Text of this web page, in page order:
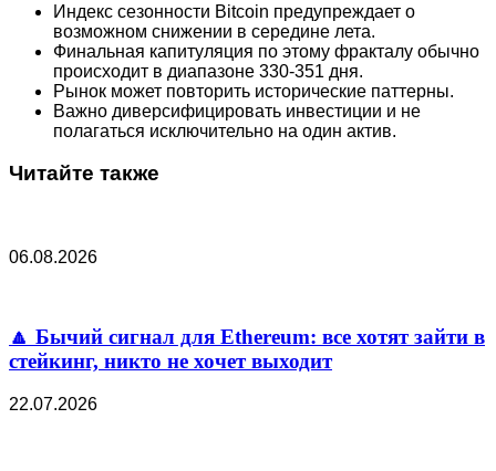
Индекс сезонности Bitcoin предупреждает о
возможном снижении в середине лета.
Финальная капитуляция по этому фракталу обычно
происходит в диапазоне 330-351 дня.
Рынок может повторить исторические паттерны.
Важно диверсифицировать инвестиции и не
полагаться исключительно на один актив.
Читайте также
06.08.2026
🔼 Бычий сигнал для Ethereum: все хотят зайти в
стейкинг, никто не хочет выходит
22.07.2026